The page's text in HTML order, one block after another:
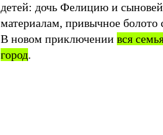
детей: дочь Фелицию и
материалам, привычное болото
В новом приключении вся
город.